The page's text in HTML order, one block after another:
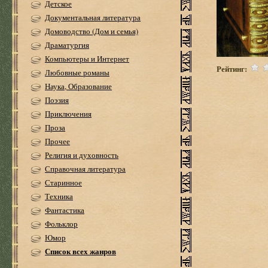
Детское
Документальная литература
Домоводство (Дом и семья)
Драматургия
Компьютеры и Интернет
Любовные романы
Наука, Образование
Поэзия
Приключения
Проза
Прочее
Религия и духовность
Справочная литература
Старинное
Техника
Фантастика
Фольклор
Юмор
Список всех жанров
Рейтинг: